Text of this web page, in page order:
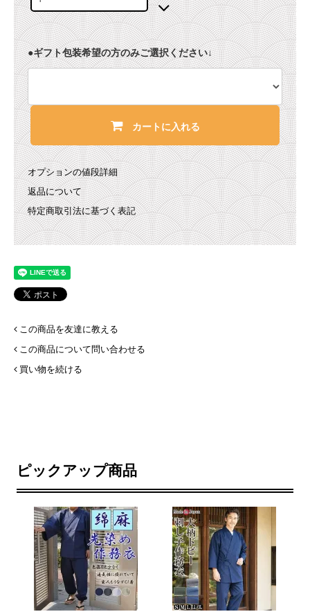
●ギフト包装希望の方のみご選択ください↓
カートに入れる
オプションの値段詳細
返品について
特定商取引法に基づく表記
この商品を友達に教える
この商品について問い合わせる
買い物を続ける
ピックアップ商品